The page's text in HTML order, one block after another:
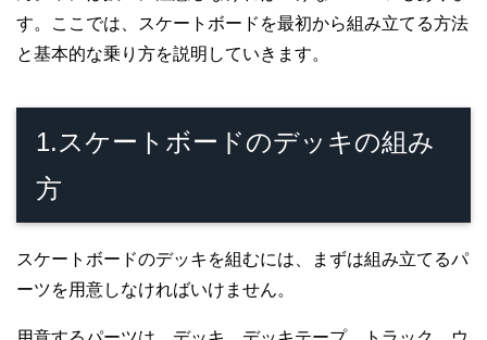
す。ここでは、スケートボードを最初から組み立てる方法
と基本的な乗り方を説明していきます。
1.スケートボードのデッキの組み
方
スケートボードのデッキを組むには、まずは組み立てるパ
ーツを用意しなければいけません。